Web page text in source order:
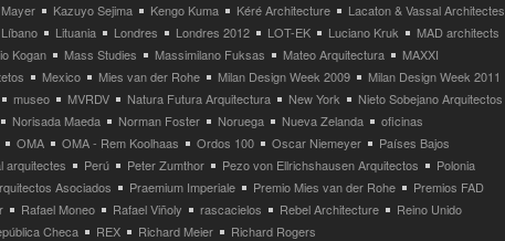
Kazuyo Sejima Kengo Kuma Kéré Architecture
Lacaton & Vassal Architectes
Líbano Lituania Londres Londres 2012 LOT-EK Luciano Kruk
MAD architects
Kogan Mass Studies Massimilano Fuksas Mateo Arquitectura
MAXXI
Mexico Mies van der Rohe Milan Design Week 2009
Milan Design Week 2011
museo MVRDV Natura Futura Arquitectura New York
Nieto Sobejano Arquitectos
Norisada Maeda Norman Foster Noruega Nueva Zelanda
oficinas
OMA OMA - Rem Koolhaas Ordos 100 Oscar Niemeyer
Países Bajos
arquitectes Perú Peter Zumthor Pezo von Ellrichshausen Arquitectos
Polonia
Asociados Praemium Imperiale Premio Mies van der Rohe
Premios FAD
Rafael Moneo Rafael Viñoly rascacielos Rebel Architecture
Reino Unido
Checa REX Richard Meier
Richard Rogers